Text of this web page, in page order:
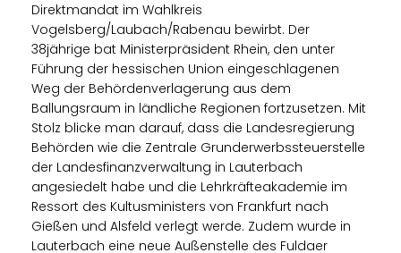
Direktmandat im Wahlkreis
Vogelsberg/Laubach/Rabenau bewirbt. Der
38jährige bat Ministerpräsident Rhein, den unter
Führung der hessischen Union eingeschlagenen
Weg der Behördenverlagerung aus dem
Ballungsraum in ländliche Regionen fortzusetzen. Mit
Stolz blicke man darauf, dass die Landesregierung
Behörden wie die Zentrale Grunderwerbssteuerstelle
der Landesfinanzverwaltung in Lauterbach
angesiedelt habe und die Lehrkräfteakademie im
Ressort des Kultusministers von Frankfurt nach
Gießen und Alsfeld verlegt werde. Zudem wurde in
Lauterbach eine neue Außenstelle des Fuldaer